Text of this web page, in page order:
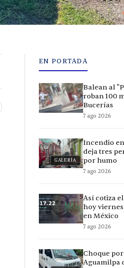
EN PORTADA
Balean al
roban 100
Bucerías
7 ago 2026
GALERÍA
Incendio
deja tres
por humo
7 ago 2026
Así cotiza
hoy viernes
en México
7 ago 2026
Choque
Aguamilpa